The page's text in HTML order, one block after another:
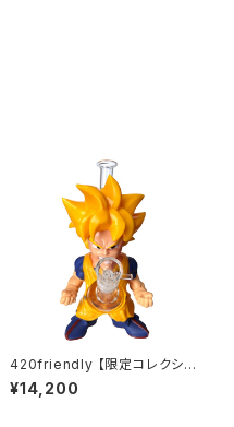
420friendly 【限定コレクショ
ン】Legendary Fighter Bon
g / レジェンダリーファイター ボ
¥14,200